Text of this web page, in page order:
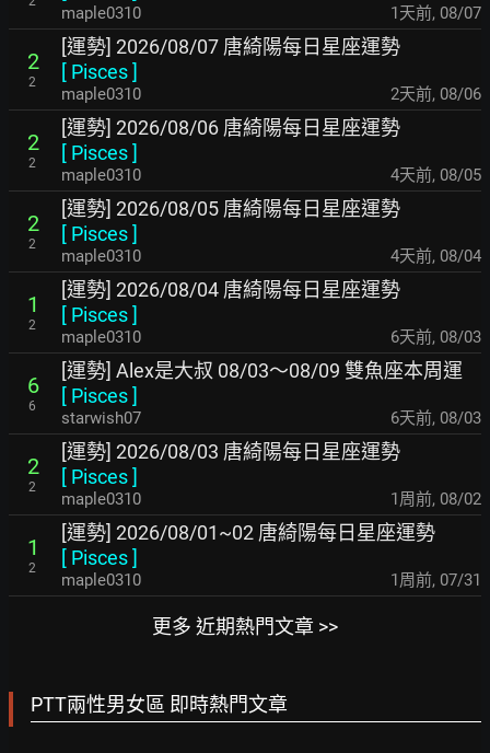
maple0310 1天前, 08/07
2
2
[運勢] 2026/08/07 唐綺陽每日星座運勢
[ Pisces]
maple0310 2天前, 08/06
2
2
[運勢] 2026/08/06 唐綺陽每日星座運勢
[ Pisces]
maple0310 4天前, 08/05
2
2
[運勢] 2026/08/05 唐綺陽每日星座運勢
[ Pisces]
maple0310 4天前, 08/04
1
2
[運勢] 2026/08/04 唐綺陽每日星座運勢
[ Pisces]
maple0310 6天前, 08/03
6
6
[運勢] Alex是大叔 08/03～08/09 雙魚座本周運
[ Pisces]
starwish07 6天前, 08/03
2
2
[運勢] 2026/08/03 唐綺陽每日星座運勢
[ Pisces]
maple0310 1周前, 08/02
1
2
[運勢] 2026/08/01~02 唐綺陽每日星座運勢
[ Pisces]
maple0310 1周前, 07/31
更多 近期熱門文章 >>
PTT兩性男女區 即時熱門文章